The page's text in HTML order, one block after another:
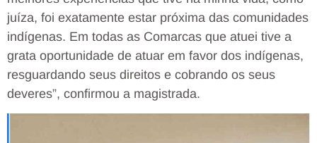
juíza, foi exatamente estar próxima das comunidades
indígenas. Em todas as Comarcas que atuei tive a
grata oportunidade de atuar em favor dos indígenas,
resguardando seus direitos e cobrando os seus
deveres”, confirmou a magistrada.